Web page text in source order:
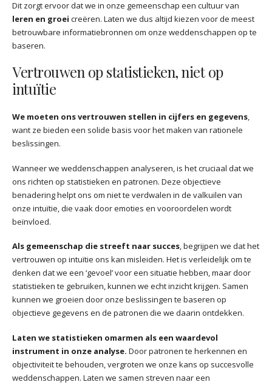
Dit zorgt ervoor dat we in onze gemeenschap een cultuur van
leren en groei creëren. Laten we dus altijd kiezen voor de meest
betrouwbare informatiebronnen om onze weddenschappen op te
baseren.
Vertrouwen op statistieken, niet op
intuïtie
We moeten ons vertrouwen stellen in cijfers en gegevens,
want ze bieden een solide basis voor het maken van rationele
beslissingen.
Wanneer we weddenschappen analyseren, is het cruciaal dat we
ons richten op statistieken en patronen. Deze objectieve
benadering helpt ons om niet te verdwalen in de valkuilen van
onze intuïtie, die vaak door emoties en vooroordelen wordt
beïnvloed.
Als gemeenschap die streeft naar succes, begrijpen we dat het
vertrouwen op intuïtie ons kan misleiden. Het is verleidelijk om te
denken dat we een ‘gevoel’ voor een situatie hebben, maar door
statistieken te gebruiken, kunnen we echt inzicht krijgen. Samen
kunnen we groeien door onze beslissingen te baseren op
objectieve gegevens en de patronen die we daarin ontdekken.
Laten we statistieken omarmen als een waardevol
instrument in onze analyse. Door patronen te herkennen en
objectiviteit te behouden, vergroten we onze kans op succesvolle
weddenschappen. Laten we samen streven naar een